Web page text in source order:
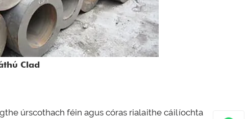
Clad
úrscothach féin agus córas rialaithe cáilíochta